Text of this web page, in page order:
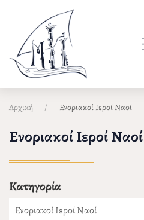
κυρίως
περιεχόμενο
Αρχική Ενοριακοί Ιεροί Ναοί
Ενοριακοί Ιεροί Ναοί
Κατηγορία